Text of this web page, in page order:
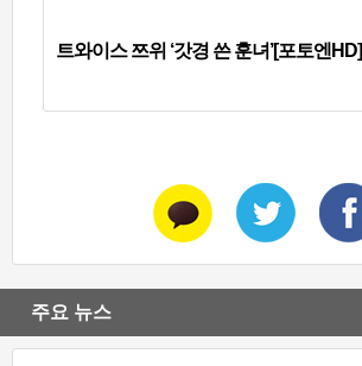
트와이스 쯔위 ‘갓경 쓴 훈녀’[포토엔HD]
주요 뉴스